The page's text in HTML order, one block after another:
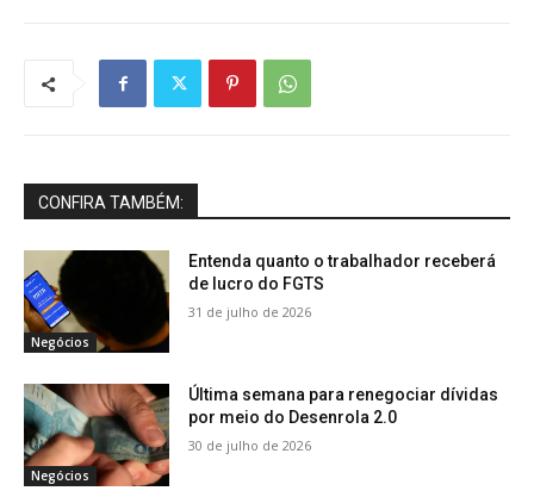
CONFIRA TAMBÉM:
Negócios
Entenda quanto o trabalhador receberá
de lucro do FGTS
31 de julho de 2026
Negócios
Última semana para renegociar dívidas
por meio do Desenrola 2.0
30 de julho de 2026